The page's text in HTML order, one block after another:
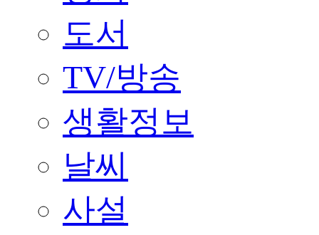
도서
TV/방송
생활정보
날씨
사설